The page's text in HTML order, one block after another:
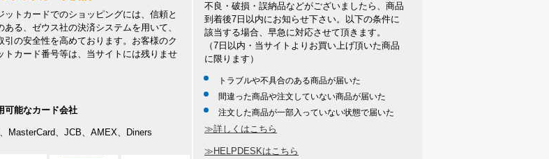
ットカードでのショッピングには、信頼と
ある、ゼウス社の決済システムを用いて、
引の安全性を高めております。お客様のク
トカード番号等は、当サイトには残りませ
可能なカード会社
MasterCard、JCB、AMEX、Diners
不良・破損・誤納品などがございましたら、商品
到着後7日以内にお知らせ下さい。以下の条件に
該当する場合、早急に対応させて頂きます。
（7日以内・当サイトよりお買い上げ頂いた商品
に限ります）
トラブルや不具合のある商品が届いた
間違った商品や注文していない商品が届いた
注文した商品が一部入っていない状態で届いた
≫詳しくはこちら
≫HELPDESKはこちら